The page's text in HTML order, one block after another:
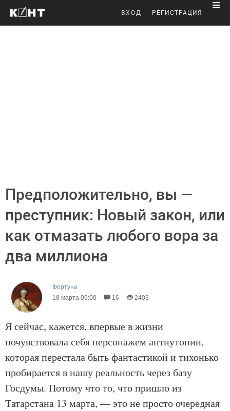
ВХОД РЕГИСТРАЦИЯ
Предположительно, вы —
преступник: Новый закон, или
как отмазать любого вора за
два миллиона
Фортуна
18 марта 09:00
16 2403
Я сейчас, кажется, впервые в жизни
почувствовала себя персонажем антиутопии,
которая перестала быть фантастикой и тихонько
пробирается в нашу реальность через базу
Госдумы. Потому что то, что пришло из
Татарстана 13 марта, — это не просто очередная